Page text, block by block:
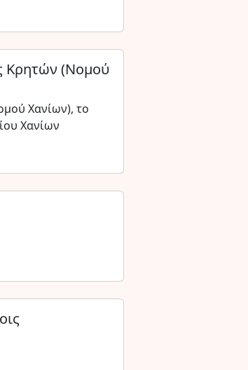
Κρητών (Νομού
Χανίων), το
Χανίων